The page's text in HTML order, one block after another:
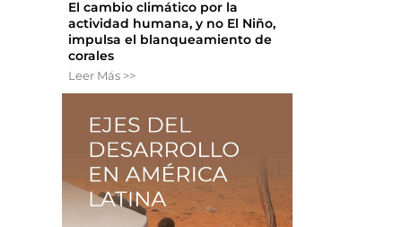
El cambio climático por la
actividad humana, y no El Niño,
impulsa el blanqueamiento de
corales
Leer Más >>